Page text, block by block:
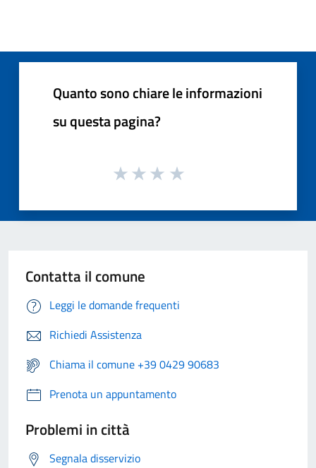
Quanto sono chiare le informazioni
su questa pagina?
Contatta il comune
Leggi le domande frequenti
Richiedi Assistenza
Chiama il comune +39 0429 90683
Prenota un appuntamento
Problemi in città
Segnala disservizio